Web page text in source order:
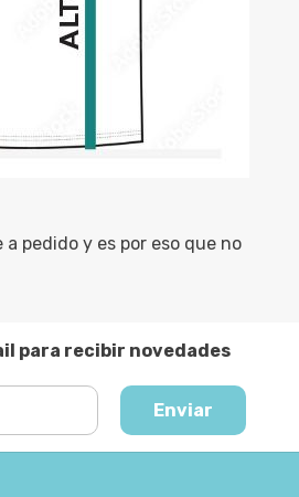
a pedido y es por eso que no
para recibir novedades
Enviar